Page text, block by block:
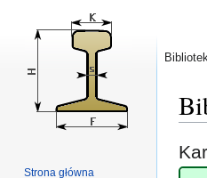
do
do
Strona główna